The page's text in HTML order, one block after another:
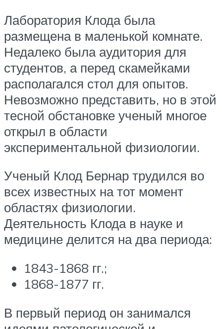
Лаборатория Клода была
размещена в маленькой комнате.
Недалеко была аудитория для
студентов, а перед скамейками
располагался стол для опытов.
Невозможно представить, но в этой
тесной обстановке ученый многое
открыл в области
экспериментальной физиологии.
Ученый Клод Бернар трудился во
всех известных на тот момент
областях физиологии.
Деятельность Клода в науке и
медицине делится на два периода:
1843-1868 гг.;
1868-1877 гг.
В первый период он занимался